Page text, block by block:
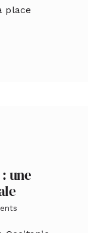
place
une